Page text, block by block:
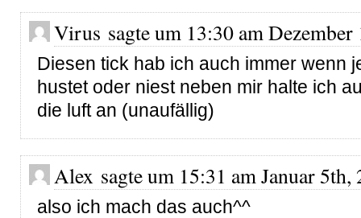
Virus sagte um 13:30 am Dezember
Diesen tick hab ich auch immer wenn
hustet oder niest neben mir halte ich
die luft an (unaufällig)
Alex sagte um 15:31 am Januar 5th,
also ich mach das auch^^